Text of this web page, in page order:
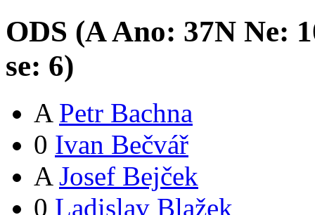
ODS (AAno: 37N Ne: 1
se: 6)
A Petr Bachna
0 Ivan Bečvář
A Josef Bejček
0 Ladislav Blažek